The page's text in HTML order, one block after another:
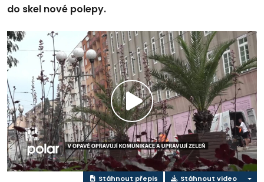
do skel nové polepy.
Přehrát
video
Stáhnout přepis Stáhnout video